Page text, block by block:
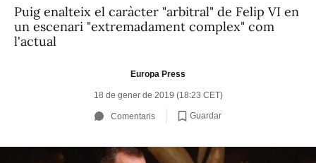
Puig enalteix el caràcter "arbitral" de Felip VI en
un escenari "extremadament complex" com
l'actual
Europa Press
18 de gener de 2019 (18:23 CET)
Comentaris Guardar